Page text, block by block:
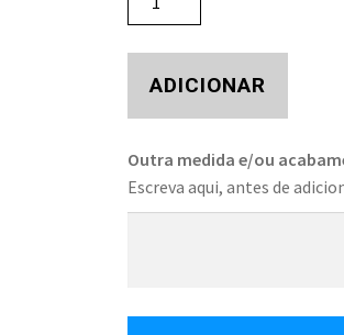
ADICIONAR
Outra medida e/ou
Escreva aqui, antes de